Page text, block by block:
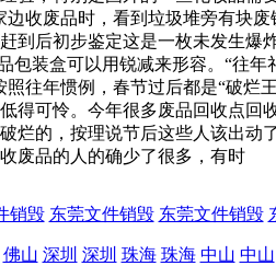
收废品时，看到垃圾堆旁有块
后初步鉴定这是一枚未发生
装盒可以用锐减来形容。“往
年惯例，春节过后都是“破烂
可怜。今年很多废品回收点
，按理说节后这些人该出动
废品的人的确少了很多，有时
销毁 东莞文件销毁 东莞文件销毁
佛山 深圳 深圳 珠海 珠海 中山 中山